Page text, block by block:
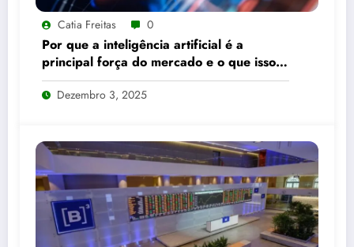
Catia Freitas 0
Por que a inteligência artificial é a
principal força do mercado e o que isso
significa para seus investimentos
Dezembro 3, 2025